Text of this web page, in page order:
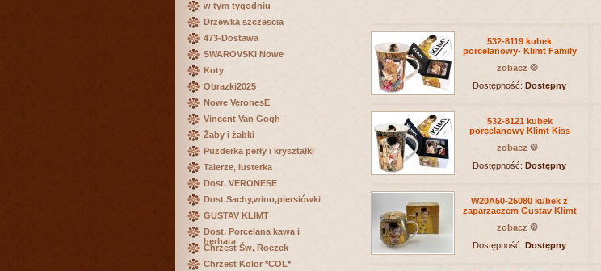
w tym tygodniu
Drzewka szczescia
473-Dostawa
SWAROVSKI Nowe
Koty
Obrazki2025
Nowe VeronesE
Vincent Van Gogh
Żaby i żabki
Puzderka perły i kryształki
Talerze, lusterka
Dost. VERONESE
Dost.Sachy,wino,piersiówki
GUSTAV KLIMT
Dost. Porcelana kawa i
herbata
Chrzest Św, Roczek
Chrzest Kolor *COL*
532-8119 kubek
porcelanowy- Klimt Family
zobacz
Dostępność: Dostępny
532-8121 kubek
porcelanowy Klimt Kiss
zobacz
Dostępność: Dostępny
W20A50-25080 kubek z
zaparzaczem Gustav Klimt
zobacz
Dostępność: Dostępny